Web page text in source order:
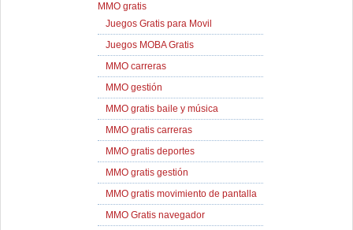
MMO gratis
Juegos Gratis para Movil
Juegos MOBA Gratis
MMO carreras
MMO gestión
MMO gratis baile y música
MMO gratis carreras
MMO gratis deportes
MMO gratis gestión
MMO gratis movimiento de pantalla
MMO Gratis navegador